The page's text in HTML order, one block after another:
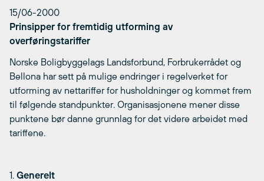
15/06-2000
Prinsipper for fremtidig utforming av
overføringstariffer
Norske Boligbyggelags Landsforbund, Forbrukerrådet og
Bellona har sett på mulige endringer i regelverket for
utforming av nettariffer for husholdninger og kommet frem
til følgende standpunkter. Organisasjonene mener disse
punktene bør danne grunnlag for det videre arbeidet med
tariffene.
1. Generelt